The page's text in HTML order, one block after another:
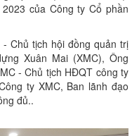
của Công ty Cổ phần
Chủ tịch hội đồng quản trị
Xuân Mai (XMC), Ông
- Chủ tịch HĐQT công ty
ty XMC, Ban lãnh đạo
đủ..